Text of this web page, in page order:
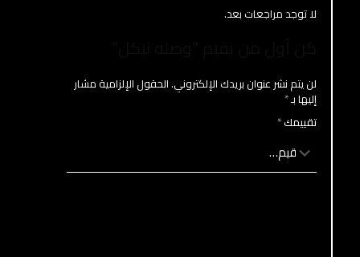
لا توجد مراجعات بعد.
لن يتم نشر عنوان بريدك الإلكتروني.الحقول الإلزامية مشار
إليها بـ*
تقييمك*